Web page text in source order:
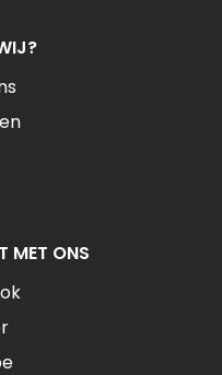
MET ONS